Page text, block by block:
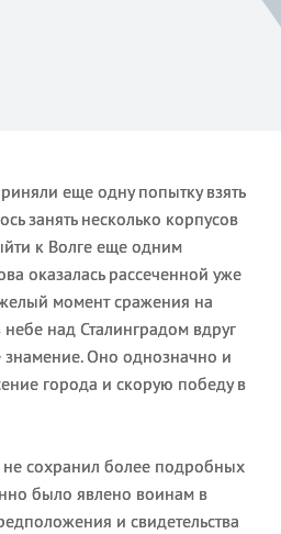
еще одну попытку взять
занять несколько корпусов
к Волге еще одним
оказалась рассеченной уже
момент сражения на
над Сталинградом вдруг
знамение. Оно однозначно и
города и скорую победу в
сохранил более подробных
было явлено воинам в
и свидетельства